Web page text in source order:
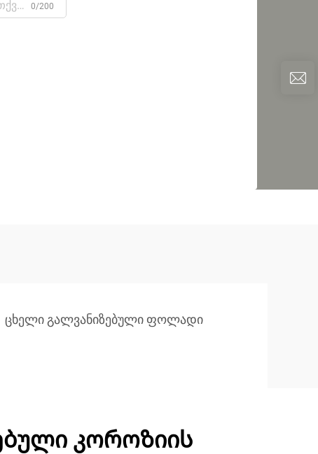
0/200
ცხელი გალვანიზებული ფოლადი
კოროზიის